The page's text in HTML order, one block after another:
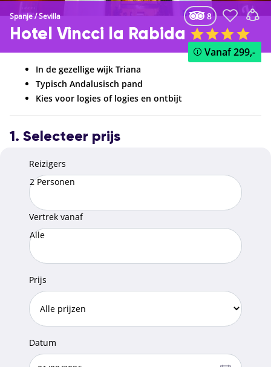
Spanje/Sevilla 8
Hotel Vincci la Rabida
Vanaf299,-
In de gezellige wijk Triana
Typisch Andalusisch pand
Kies voor logies of logies en ontbijt
1. Selecteer prijs
Reizigers
2 Personen
Vertrek vanaf
Alle
Prijs
Datum